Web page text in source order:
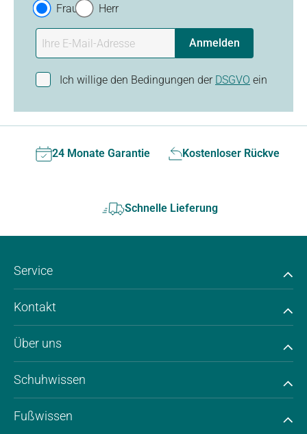
Frau
Herr
Anmelden
Ich willige den Bedingungen der DSGVO ein
24 Monate Garantie Kostenloser Rückversand
Schnelle Lieferung
Service
Kontakt
Über uns
Schuhwissen
Fußwissen